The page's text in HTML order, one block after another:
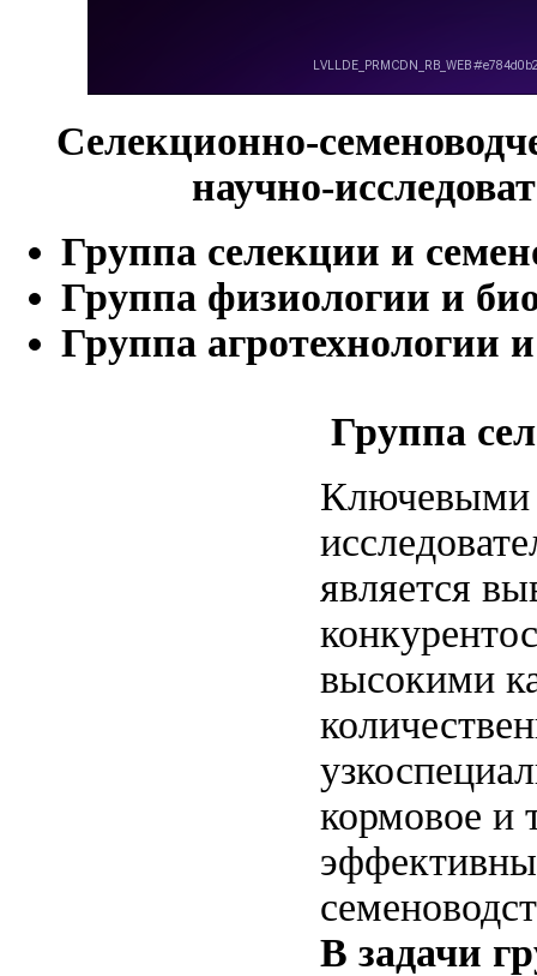
Селекционно-
научно-
Группа селекции и
Группа физиологии и
Группа агротехнологии
Группа
Ключевыми
является
высокими
кормовое и
В задачи